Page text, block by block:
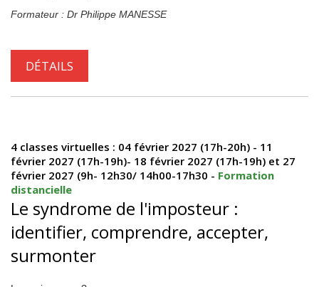
Formateur : Dr Philippe MANESSE
DÉTAILS
4 classes virtuelles : 04 février 2027 (17h-20h) - 11
février 2027 (17h-19h)- 18 février 2027 (17h-19h) et 27
février 2027 (9h- 12h30/ 14h00-17h30 - Formation
distancielle
Le syndrome de l'imposteur :
identifier, comprendre, accepter,
surmonter